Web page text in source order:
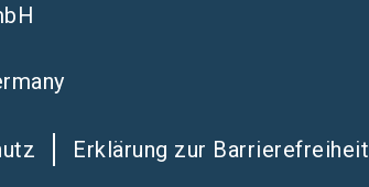
Erklärung zur Barrierefreiheit